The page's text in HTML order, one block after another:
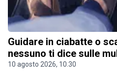
Guidare in ciabatte o
nessuno ti dice sulle
10 agosto 2026, 10.30